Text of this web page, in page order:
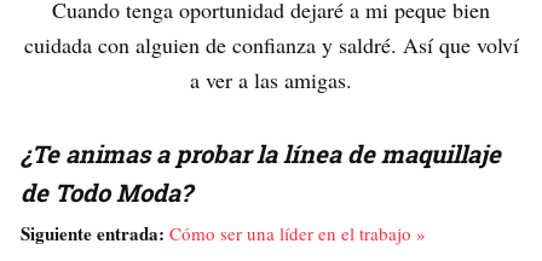
Cuando tenga oportunidad dejaré a mi peque bien
cuidada con alguien de confianza y saldré. Así que volví
a ver a las amigas.
¿Te animas a probar la línea de maquillaje
de Todo Moda?
Siguiente entrada: Cómo ser una líder en el trabajo »